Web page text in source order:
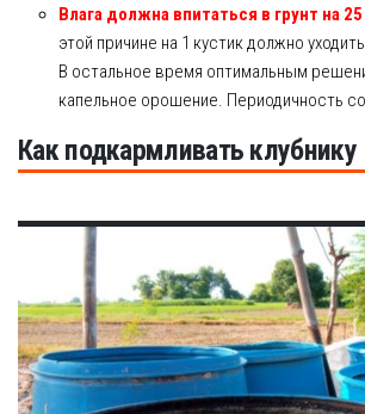
Влага должна впитаться в грунт на
этой причине на 1 кустик должно
В остальное время оптимальным
капельное орошение. Периодичность
Как подкармливать клубнику